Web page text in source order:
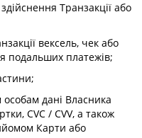
Транзакції або
вексель, чек або
подальших платежів;
особам дані Власника
CVC / CVV, а також
Карти або